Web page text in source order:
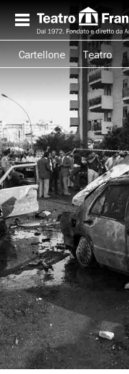
Cartellone Teatro